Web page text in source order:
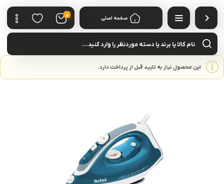
صفحه اصلی 0
این محصول نیاز به تایید قبل از پرداخت دارد.